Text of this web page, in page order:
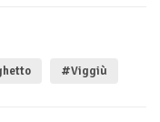
#Viggiù